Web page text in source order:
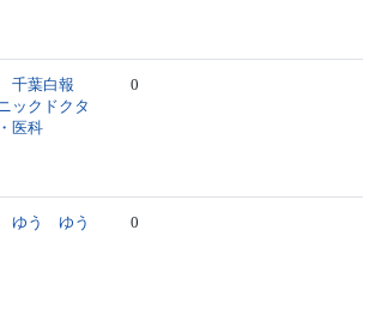
千葉白報
ックドクタ
医科
0
ゆう ゆう
0